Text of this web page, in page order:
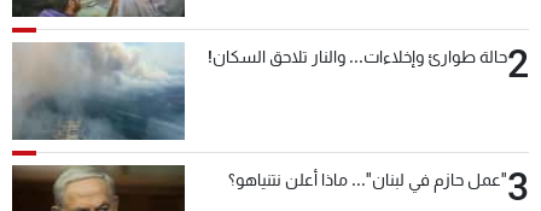
2حالة طوارئ وإخلاءات... والنار تلاحق السكان!
3"عمل حازم في لبنان"... ماذا أعلن نتنياهو؟
عن MTV
شروط الإسـتخدام
سياسة الخصوصية